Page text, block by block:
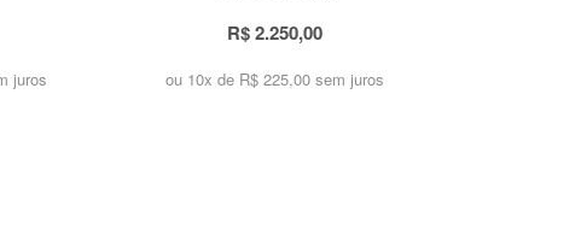
juros
R$ 2.250,00
ou 10x de R$ 225,00 sem juros